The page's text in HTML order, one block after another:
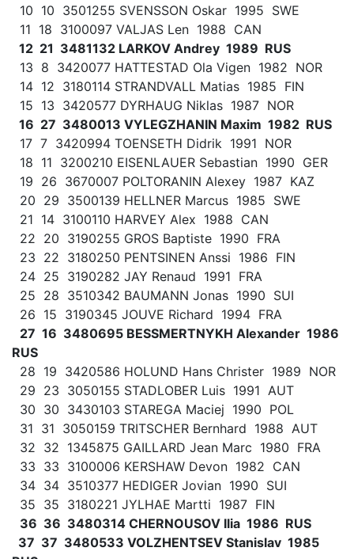
10 10 3501255 SVENSSON Oskar 1995 SWE
11 18 3100097 VALJAS Len 1988 CAN
12 21 3481132 LARKOV Andrey 1989 RUS
13 8 3420077 HATTESTAD Ola Vigen 1982 NOR
14 12 3180114 STRANDVALL Matias 1985 FIN
15 13 3420577 DYRHAUG Niklas 1987 NOR
16 27 3480013 VYLEGZHANIN Maxim 1982 RUS
17 7 3420994 TOENSETH Didrik 1991 NOR
18 11 3200210 EISENLAUER Sebastian 1990 GER
19 26 3670007 POLTORANIN Alexey 1987 KAZ
20 29 3500139 HELLNER Marcus 1985 SWE
21 14 3100110 HARVEY Alex 1988 CAN
22 20 3190255 GROS Baptiste 1990 FRA
23 22 3180250 PENTSINEN Anssi 1986 FIN
24 25 3190282 JAY Renaud 1991 FRA
25 28 3510342 BAUMANN Jonas 1990 SUI
26 15 3190345 JOUVE Richard 1994 FRA
27 16 3480695 BESSMERTNYKH Alexander 1986
RUS
28 19 3420586 HOLUND Hans Christer 1989 NOR
29 23 3050155 STADLOBER Luis 1991 AUT
30 30 3430103 STAREGA Maciej 1990 POL
31 31 3050159 TRITSCHER Bernhard 1988 AUT
32 32 1345875 GAILLARD Jean Marc 1980 FRA
33 33 3100006 KERSHAW Devon 1982 CAN
34 34 3510377 HEDIGER Jovian 1990 SUI
35 35 3180221 JYLHAE Martti 1987 FIN
36 36 3480314 CHERNOUSOV Ilia 1986 RUS
37 37 3480533 VOLZHENTSEV Stanislav 1985